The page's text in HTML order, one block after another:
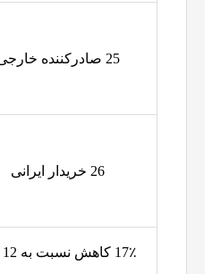
25 صادرکننده خارجی
26 خریدار ایرانی